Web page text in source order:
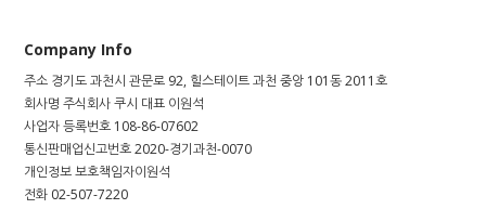
Company Info
주소 경기도 과천시 관문로 92, 힐스테이트 과천 중앙 101동 2011호
회사명 주식회사 쿠시 대표 이원석
사업자 등록번호 108-86-07602
통신판매업신고번호2020-경기과천-0070
개인정보 보호책임자이원석
전화 02-507-7220